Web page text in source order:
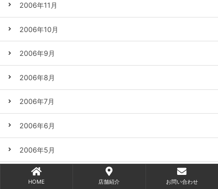
2006年11月
2006年10月
2006年9月
2006年8月
2006年7月
2006年6月
2006年5月
2006年4月
HOME 店舗紹介 お問い合わせ